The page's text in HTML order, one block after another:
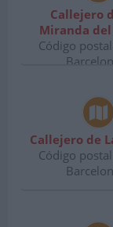
Callejero
Miranda del
Código
Callejero de
Código